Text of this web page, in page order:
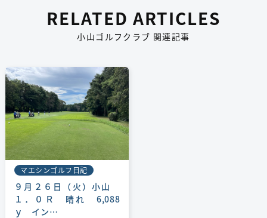
RELATED ARTICLES
小山ゴルフクラブ 関連記事
マエシンゴルフ日記
９月２６日（火）小山
１．０Ｒ 晴れ 6,088
ｙ イン…